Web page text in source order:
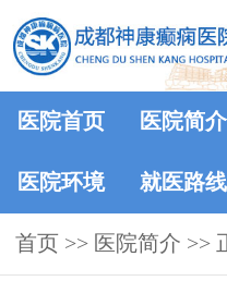
医院首页 医院简介
医院环境 就医路线
首页 >> 医院简介 >>